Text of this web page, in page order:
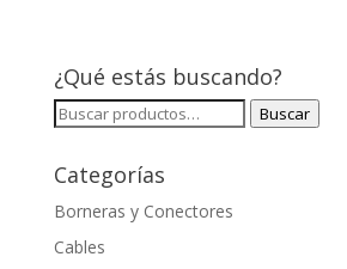
¿Qué estás buscando?
Buscar
Buscar
Categorías
Borneras y Conectores
Cables